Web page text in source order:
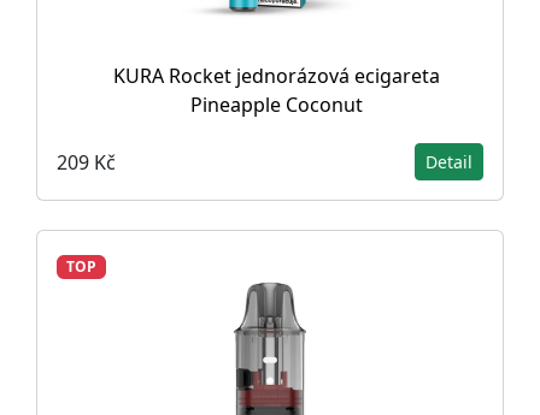
KURA Rocket jednorázová ecigareta
Pineapple Coconut
209 Kč Detail
TOP